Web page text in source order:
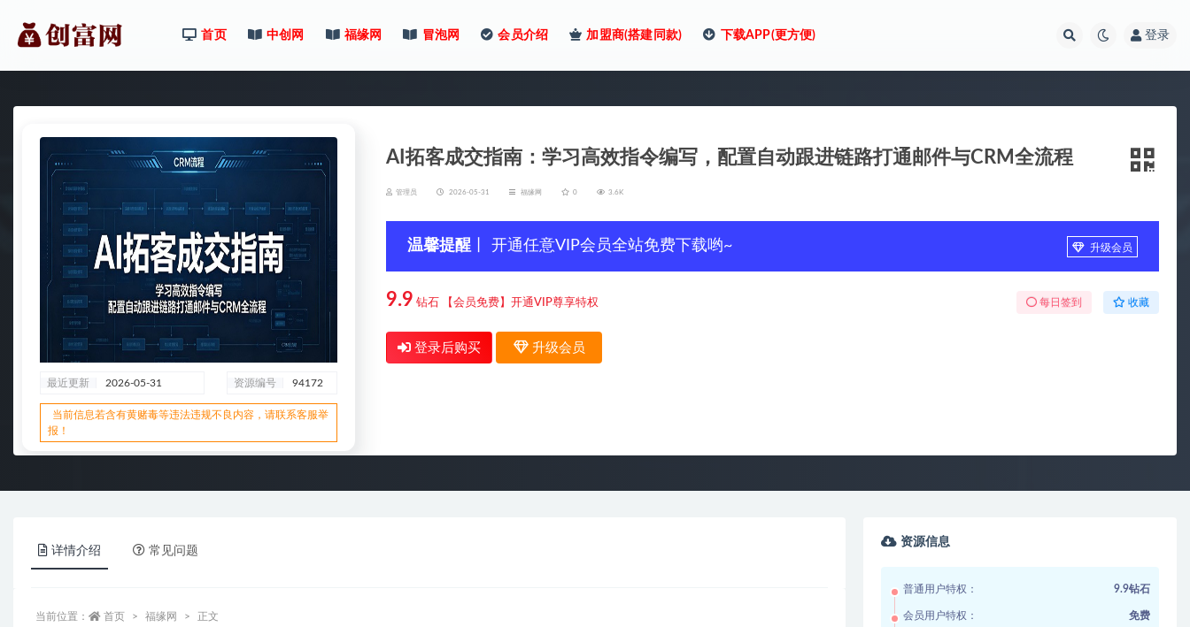
首页 中创网 福缘网 冒泡网 会员介绍 加盟商(搭建同款) 下载APP(更方便) 登录
最近更新 2026-05-31 资源编号 94172
当前信息若含有黄赌毒等违法违规不良内容，请联系客服举
报！
AI拓客成交指南：学习高效指令编写，配置自动跟进链路打通邮件与CRM全流程
管理员 2026-05-31 福缘网 0 3.6K
温馨提醒 丨 开通任意VIP会员全站免费下载哟~ 升级会员
9.9 钻石 【会员免费】开通VIP尊享特权 每日签到 收藏
登录后购买 升级会员
详情介绍 常见问题
当前位置： 首页 福缘网 正文
资源信息
普通用户特权： 9.9钻石
会员用户特权： 免费